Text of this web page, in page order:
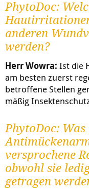
PhytoDoc:
anderen
werden?
Herr Wowra: Ist die
am besten zuerst
betroffene Stellen
mäßig
PhytoDoc:
versprochene
obwohl sie
getragen